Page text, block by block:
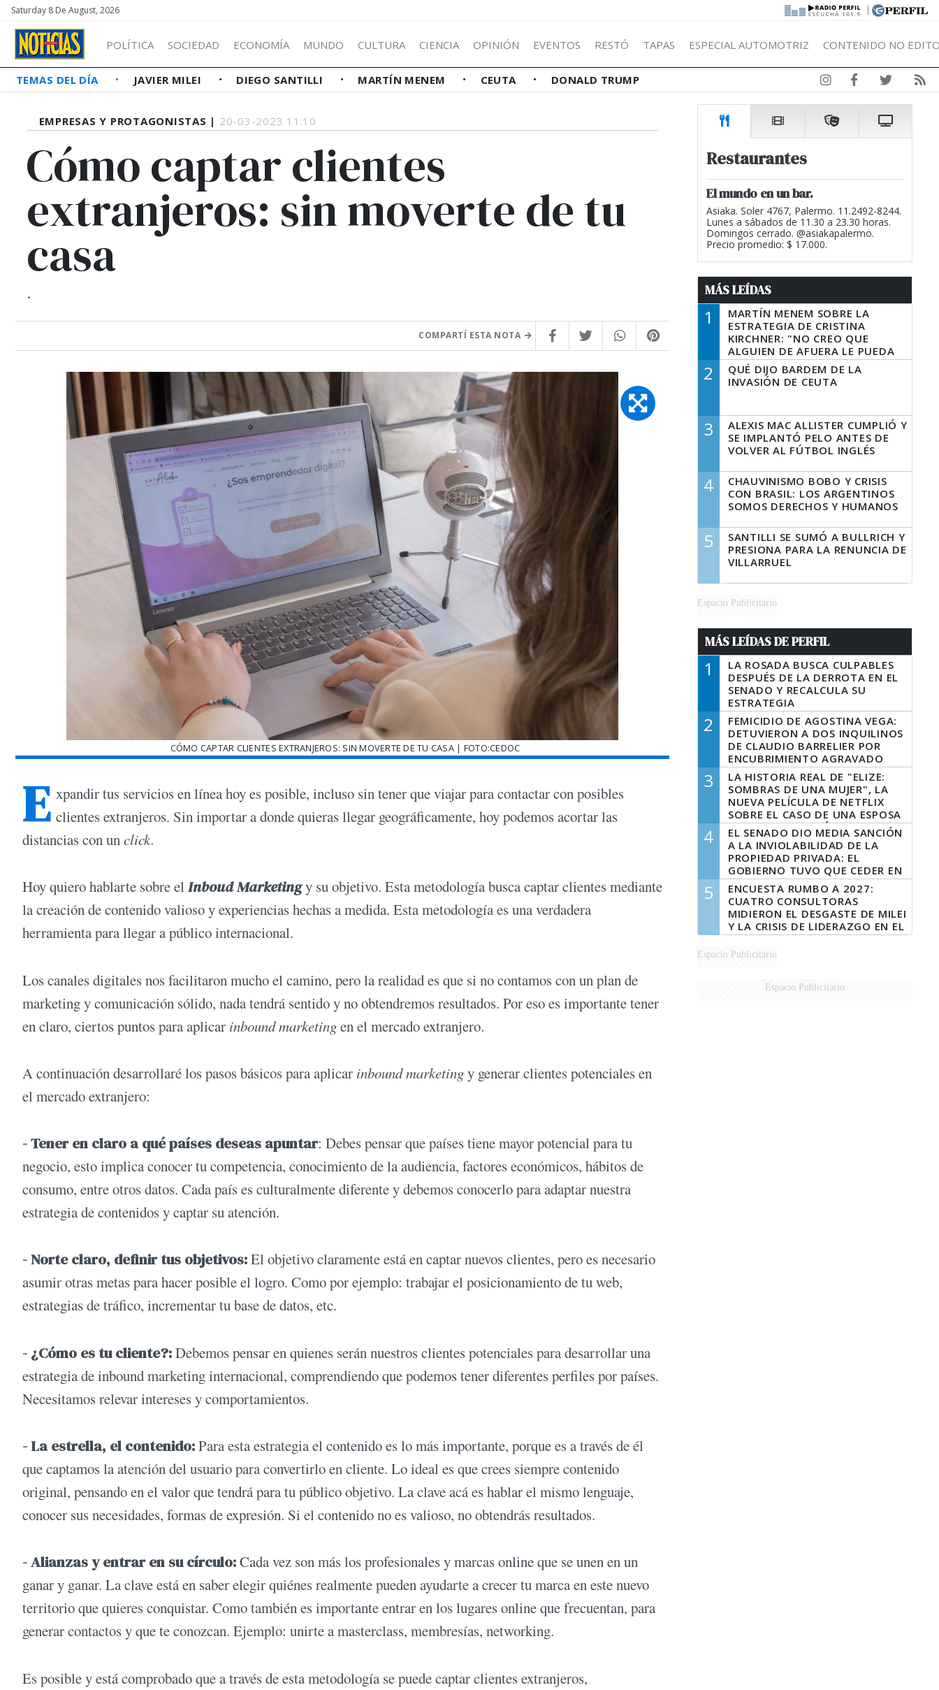
Saturday 8 De August, 2026 |
POLÍTICA SOCIEDAD ECONOMÍA MUNDO CULTURA CIENCIA OPINIÓN EVENTOS RESTÓ TAPAS ESPECIAL AUTOMOTRIZ CONTENIDO NO
TEMAS DEL DÍA JAVIER MILEI DIEGO SANTILLI MARTÍN MENEM CEUTA DONALD TRUMP
EMPRESAS Y PROTAGONISTAS | 20-03-2023 11:10
Cómo captar clientes
extranjeros: sin moverte de tu
casa
.
COMPARTÍ ESTA NOTA
CÓMO CAPTAR CLIENTES EXTRANJEROS: SIN MOVERTE DE TU CASA | FOTO:CEDOC
E xpandir tus servicios en línea hoy es posible, incluso sin tener que viajar para contactar con posibles
clientes extranjeros. Sin importar a donde quieras llegar geográficamente, hoy podemos acortar las
distancias con unclick.
Hoy quiero hablarte sobre el Inboud Marketingy su objetivo. Esta metodología busca captar clientes mediante
la creación de contenido valioso y experiencias hechas a medida. Esta metodología es una verdadera
herramienta para llegar a público internacional.
Los canales digitales nos facilitaron mucho el camino, pero la realidad es que si no contamos con un plan de
marketing y comunicación sólido, nada tendrá sentido y no obtendremos resultados. Por eso es importante tener
en claro, ciertos puntos para aplicar inbound marketingen el mercado extranjero.
A continuación desarrollaré los pasos básicos para aplicar inbound marketingy generar clientes potenciales en
el mercado extranjero:
- Tener en claro a qué países deseas apuntar: Debes pensar que países tiene mayor potencial para tu
negocio, esto implica conocer tu competencia, conocimiento de la audiencia, factores económicos, hábitos de
consumo, entre otros datos. Cada país es culturalmente diferente y debemos conocerlo para adaptar nuestra
estrategia de contenidos y captar su atención.
- Norte claro, definir tus objetivos:El objetivo claramente está en captar nuevos clientes, pero es necesario
asumir otras metas para hacer posible el logro. Como por ejemplo: trabajar el posicionamiento de tu web,
estrategias de tráfico, incrementar tu base de datos, etc.
- ¿Cómo es tu cliente?:Debemos pensar en quienes serán nuestros clientes potenciales para desarrollar una
estrategia de inbound marketing internacional, comprendiendo que podemos tener diferentes perfiles por países.
Necesitamos relevar intereses y comportamientos.
- La estrella, el contenido:Para esta estrategia el contenido es lo más importante, porque es a través de él
que captamos la atención del usuario para convertirlo en cliente. Lo ideal es que crees siempre contenido
original, pensando en el valor que tendrá para tu público objetivo. La clave acá es hablar el mismo lenguaje,
conocer sus necesidades, formas de expresión. Si el contenido no es valioso, no obtendrás resultados.
- Alianzas y entrar en su círculo:Cada vez son más los profesionales y marcas online que se unen en un
ganar y ganar. La clave está en saber elegir quiénes realmente pueden ayudarte a crecer tu marca en este nuevo
territorio que quieres conquistar. Como también es importante entrar en los lugares online que frecuentan, para
generar contactos y que te conozcan. Ejemplo: unirte a masterclass, membresías, networking.
Es posible y está comprobado que a través de esta metodología se puede captar clientes extranjeros,
Restaurantes
El mundo en un bar.
Asiaka. Soler 4767, Palermo. 11.2492-8244.
Lunes a sábados de 11.30 a 23.30 horas.
Domingos cerrado. @asiakapalermo.
Precio promedio: $ 17.000.
MÁS LEÍDAS
1
MARTÍN MENEM SOBRE LA
ESTRATEGIA DE CRISTINA
KIRCHNER: "NO CREO QUE
ALGUIEN DE AFUERA LE PUEDA
DECIR A LA JUSTICIA LO QUE
TIENE QUE HACER"
2
QUÉ DIJO BARDEM DE LA
INVASIÓN DE CEUTA
3
ALEXIS MAC ALLISTER CUMPLIÓ Y
SE IMPLANTÓ PELO ANTES DE
VOLVER AL FÚTBOL INGLÉS
4
CHAUVINISMO BOBO Y CRISIS
CON BRASIL: LOS ARGENTINOS
SOMOS DERECHOS Y HUMANOS
5
SANTILLI SE SUMÓ A BULLRICH Y
PRESIONA PARA LA RENUNCIA DE
VILLARRUEL
Espacio Publicitario
MÁS LEÍDAS DE PERFIL
1
LA ROSADA BUSCA CULPABLES
DESPUÉS DE LA DERROTA EN EL
SENADO Y RECALCULA SU
ESTRATEGIA
2
FEMICIDIO DE AGOSTINA VEGA:
DETUVIERON A DOS INQUILINOS
DE CLAUDIO BARRELIER POR
ENCUBRIMIENTO AGRAVADO
3
LA HISTORIA REAL DE "ELIZE:
SOMBRAS DE UNA MUJER", LA
NUEVA PELÍCULA DE NETFLIX
SOBRE EL CASO DE UNA ESPOSA
QUE DESCUARTIZÓ A SU
MARIDO
4
EL SENADO DIO MEDIA SANCIÓN
A LA INVIOLABILIDAD DE LA
PROPIEDAD PRIVADA: EL
GOBIERNO TUVO QUE CEDER EN
LA LEY DEL MANEJO DEL FUEGO
5
ENCUESTA RUMBO A 2027:
CUATRO CONSULTORAS
MIDIERON EL DESGASTE DE MILEI
Y LA CRISIS DE LIDERAZGO EN EL
PERONISMO
Espacio Publicitario
Espacio Publicitario